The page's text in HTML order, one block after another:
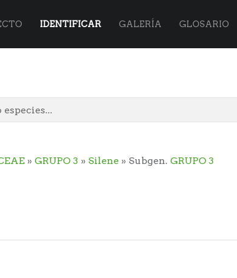
IDENTIFICAR GALERÍA GLOSARIO
» GRUPO 3 » Silene » Subgen. GRUPO 3